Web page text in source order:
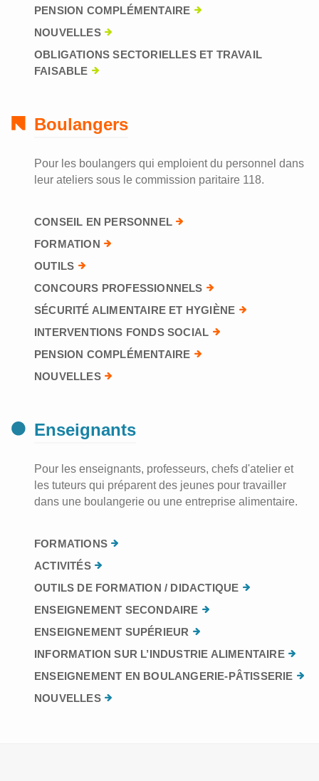
PENSION COMPLÉMENTAIRE
NOUVELLES
OBLIGATIONS SECTORIELLES ET TRAVAIL
FAISABLE
Boulangers
Pour les boulangers qui emploient du personnel dans
leur ateliers sous le commission paritaire 118.
CONSEIL EN PERSONNEL
FORMATION
OUTILS
CONCOURS PROFESSIONNELS
SÉCURITÉ ALIMENTAIRE ET HYGIÈNE
INTERVENTIONS FONDS SOCIAL
PENSION COMPLÉMENTAIRE
NOUVELLES
Enseignants
Pour les enseignants, professeurs, chefs d'atelier et
les tuteurs qui préparent des jeunes pour travailler
dans une boulangerie ou une entreprise alimentaire.
FORMATIONS
ACTIVITÉS
OUTILS DE FORMATION / DIDACTIQUE
ENSEIGNEMENT SECONDAIRE
ENSEIGNEMENT SUPÉRIEUR
INFORMATION SUR L’INDUSTRIE ALIMENTAIRE
ENSEIGNEMENT EN BOULANGERIE-PÂTISSERIE
NOUVELLES